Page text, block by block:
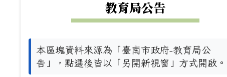
教育局公告
本區塊資料來源為「臺南市政府-教育局公
告」，點選後皆以「另開新視窗」方式開啟。